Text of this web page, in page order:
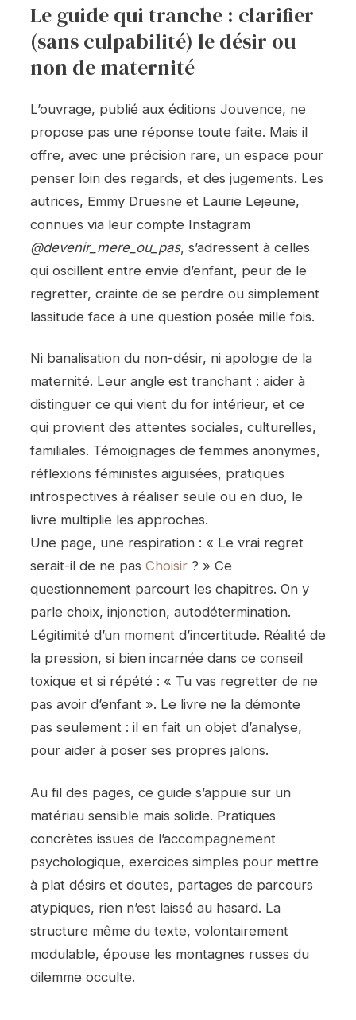
Le guide qui tranche : clarifier
(sans culpabilité) le désir ou
non de maternité
L’ouvrage, publié aux éditions Jouvence, ne
propose pas une réponse toute faite. Mais il
offre, avec une précision rare, un espace pour
penser loin des regards, et des jugements. Les
autrices, Emmy Druesne et Laurie Lejeune,
connues via leur compte Instagram
@devenir_mere_ou_pas, s’adressent à celles
qui oscillent entre envie d’enfant, peur de le
regretter, crainte de se perdre ou simplement
lassitude face à une question posée mille fois.
Ni banalisation du non-désir, ni apologie de la
maternité. Leur angle est tranchant : aider à
distinguer ce qui vient du for intérieur, et ce
qui provient des attentes sociales, culturelles,
familiales. Témoignages de femmes anonymes,
réflexions féministes aiguisées, pratiques
introspectives à réaliser seule ou en duo, le
livre multiplie les approches.
Une page, une respiration : « Le vrai regret
serait-il de ne pas Choisir ? » Ce
questionnement parcourt les chapitres. On y
parle choix, injonction, autodétermination.
Légitimité d’un moment d’incertitude. Réalité de
la pression, si bien incarnée dans ce conseil
toxique et si répété : « Tu vas regretter de ne
pas avoir d’enfant ». Le livre ne la démonte
pas seulement : il en fait un objet d’analyse,
pour aider à poser ses propres jalons.
Au fil des pages, ce guide s’appuie sur un
matériau sensible mais solide. Pratiques
concrètes issues de l’accompagnement
psychologique, exercices simples pour mettre
à plat désirs et doutes, partages de parcours
atypiques, rien n’est laissé au hasard. La
structure même du texte, volontairement
modulable, épouse les montagnes russes du
dilemme occulte.